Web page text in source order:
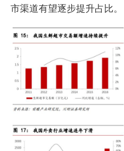
市渠道有望逐步提升占比。